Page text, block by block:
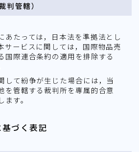
判管轄）
あたっては，日本法を準拠法とし
サービスに関しては，国際物品売
国際連合条約の適用を排除する
して紛争が生じた場合には，当
を管轄する裁判所を専属的合意
す。
づく表記